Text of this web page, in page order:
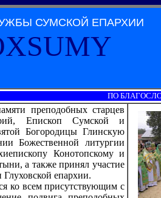
СУМСКОЙ ЕПАРХИИ
ПО
преподобных старцев
Епископ Сумской и
Богородицы Глинскую
Божественной литургии
Конотопскому и
а также принял участие
епархии.
ко всем присутствующим с